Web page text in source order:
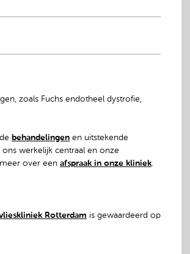
zoals Fuchs endotheel dystrofie,
behandelingen en uitstekende
werkelijk centraal en onze
over een afspraak in onze kliniek.
Rotterdam is gewaardeerd op